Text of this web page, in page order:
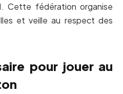
Cette fédération organise
et veille au respect des
pour jouer au